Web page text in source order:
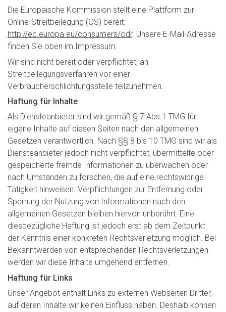
Die Europäische Kommission stellt eine Plattform zur
Online-Streitbeilegung (OS) bereit:
http://ec.europa.eu/consumers/odr. Unsere E-Mail-Adresse
finden Sie oben im Impressum.
Wir sind nicht bereit oder verpflichtet, an
Streitbeilegungsverfahren vor einer
Verbraucherschlichtungsstelle teilzunehmen.
Haftung für Inhalte
Als Diensteanbieter sind wir gemäß § 7 Abs.1 TMG für
eigene Inhalte auf diesen Seiten nach den allgemeinen
Gesetzen verantwortlich. Nach §§ 8 bis 10 TMG sind wir als
Diensteanbieter jedoch nicht verpflichtet, übermittelte oder
gespeicherte fremde Informationen zu überwachen oder
nach Umständen zu forschen, die auf eine rechtswidrige
Tätigkeit hinweisen. Verpflichtungen zur Entfernung oder
Sperrung der Nutzung von Informationen nach den
allgemeinen Gesetzen bleiben hiervon unberührt. Eine
diesbezügliche Haftung ist jedoch erst ab dem Zeitpunkt
der Kenntnis einer konkreten Rechtsverletzung möglich. Bei
Bekanntwerden von entsprechenden Rechtsverletzungen
werden wir diese Inhalte umgehend entfernen.
Haftung für Links
Unser Angebot enthält Links zu externen Webseiten Dritter,
auf deren Inhalte wir keinen Einfluss haben. Deshalb können